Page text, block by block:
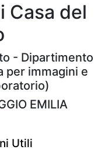
Casa del
- Dipartimento
per immagini e
EMILIA
Utili